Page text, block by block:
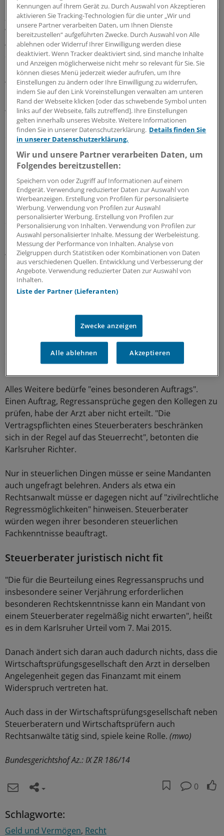
Nach einer Betriebsprüfung änderte das Finanzamt 2002
allerdings seine Meinung: Weil das Grundstück als
wesentliche Grundlage für den Praxisbetrieb im
Alleinbesitz des ersten Arztes geblieben sei, greife die
Steuervergünstigung nicht.
Arzt wechselte Wirtschaftsprüfer
Inzwischen hatte der Arzt eine neue
Wirtschaftsprüfungsgesellschaft mit der Steuerberatung
beauftragt. Die legte Widerspruch gegen den Bescheid
ein, der aber ohne Erfolg blieb.
Daraufhin zahlt der Arzt rund 223.000 Euro Steuern
nach. - Und ärgerte sich, dass der frühere Steuerberater
ihn nicht auf die Nachteile hingewiesen hatte, wenn er
nicht auch Grundstücksanteile an seinen Kollegen
überträgt. Forderungen gegen den früheren
Steuerberater waren allerdings gerade verjährt.
Mit seiner Klage verlangte der Arzt daher, die
Wirtschaftsprüfungsgesellschaft müsse ihm dieses Geld
ersetzen. Denn sie hätte ihn noch rechtzeitig darauf
hinweisen können und müssen, dass mögliche
Regressforderungen gegen den alten Steuerberater
Doch das war nicht ihre Aufgabe, so der BGH. Das
übliche allgemeine Mandat eines Steuerberaters
erstrecke sich bei Ärzten und anderen Freiberuflern auf
Buchhaltung, Jahresabschlüsse und Steuererklärungen.
Alles Weitere bedürfe "eines besonderen Auftrags".
Einen Auftrag, Regressansprüche gegen den Kollegen zu
prüfen, habe der Arzt aber nicht erteilt. "Die
Vertragspflichten eines Steuerberaters beschränken
sich in der Regel auf das Steuerrecht", betonten die
Karlsruher Richter.
Nur in steuerlichen Dingen müsse er seine Mandanten
auch ungefragt belehren. Anders als etwa ein
Rechtsanwalt müsse er dagegen nicht auf "zivilrechtliche
Regressmöglichkeiten" hinweisen. Steuerberater
würden wegen ihrer besonderen steuerlichen
Fachkenntnisse beauftragt.
Steuerberater juristisch nicht fit
"Die für die Beurteilung eines Regressanspruchs und
insbesondere seiner Verjährung erforderlichen
besonderen Rechtskenntnisse kann ein Mandant von
einem Steuerberater regelmäßig nicht erwarten", heißt
es in dem Karlsruher Urteil vom 7. Mai 2015.
Danach ändert sich daran auch dadurch nichts, dass die
Wirtschaftsprüfungsgesellschaft den Arzt in derselben
Angelegenheit gegen das Finanzamt mit einem
Widerspruch vertreten hat.
Auch dass in der Wirtschaftsprüfungsgesellschaft neben
Steuerberatern und Wirtschaftsprüfern auch
Rechtsanwälte tätig sind, spiele keine Rolle. (mwo)
Bundesgerichtshof Az.: IX ZR 186/14
0
Schlagworte:
Geld und Vermögen Recht
Kennungen auf Ihrem Gerät zu. Durch Auswahl von Akzeptieren
aktivieren Sie Tracking-Technologien für die unter „Wir und
unsere Partner verarbeiten Daten, um Ihnen Dienste
bereitzustellen“ aufgeführten Zwecke. Durch Auswahl von Alle
ablehnen oder Widerruf Ihrer Einwilligung werden diese
deaktiviert. Wenn Tracker deaktiviert sind, sind manche Inhalte
und Anzeigen möglicherweise nicht mehr so relevant für Sie. Sie
können dieses Menü jederzeit wieder aufrufen, um Ihre
Einstellungen zu ändern oder Ihre Einwilligung zu widerrufen,
indem Sie auf den Link Voreinstellungen verwalten am unteren
Rand der Webseite klicken [oder das schwebende Symbol unten
links auf der Webseite, falls zutreffend]. Ihre Einstellungen
gelten innerhalb unseres Website. Weitere Informationen
finden Sie in unserer Datenschutzerklärung. Details finden Sie
in unserer Datenschutzerklärung.
Wir und unsere Partner verarbeiten Daten, um
Folgendes bereitzustellen:
Speichern von oder Zugriff auf Informationen auf einem
Endgerät. Verwendung reduzierter Daten zur Auswahl von
Werbeanzeigen. Erstellung von Profilen für personalisierte
Werbung. Verwendung von Profilen zur Auswahl
personalisierter Werbung. Erstellung von Profilen zur
Personalisierung von Inhalten. Verwendung von Profilen zur
Auswahl personalisierter Inhalte. Messung der Werbeleistung.
Messung der Performance von Inhalten. Analyse von
Zielgruppen durch Statistiken oder Kombinationen von Daten
aus verschiedenen Quellen. Entwicklung und Verbesserung der
Angebote. Verwendung reduzierter Daten zur Auswahl von
Inhalten.
Liste der Partner (Lieferanten)
Zwecke anzeigen
Alle ablehnen Akzeptieren